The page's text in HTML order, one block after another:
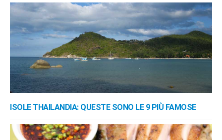
ISOLE THAILANDIA: QUESTE SONO LE 9 PIÙ FAMOSE